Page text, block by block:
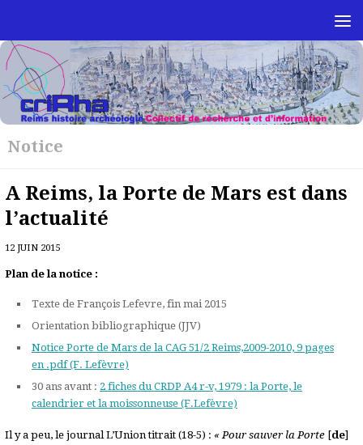
Notice
A Reims, la Porte de Mars est dans
l’actualité
12 JUIN 2015
Plan de la notice :
Texte de François Lefevre, fin mai 2015
Orientation bibliographique (JJV)
Notice Porte de Mars de la CAG 51/2 Reims,2009-2010, 9 pages
en .pdf (F. Lefèvre)
30 ans avant : 2 fiches du CRDP A4 r-v, 1979 : la Porte, le
calendrier et la moissonneuse (F.Lefèvre)
Il y a peu, le journal L’Union titrait (18-5) :« Pour sauver la Porte [de]